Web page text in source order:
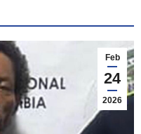
Feb
24
2026